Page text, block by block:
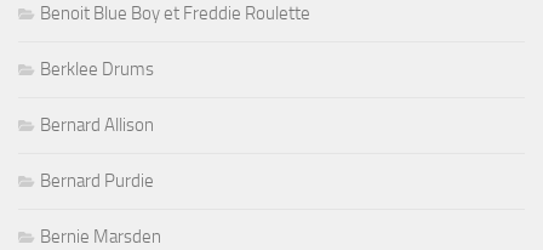
Benoit Blue Boy et Freddie Roulette
Berklee Drums
Bernard Allison
Bernard Purdie
Bernie Marsden